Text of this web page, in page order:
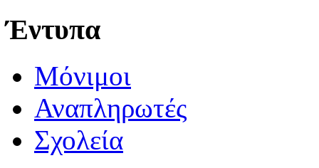
Έντυπα
Μόνιμοι
Αναπληρωτές
Σχολεία